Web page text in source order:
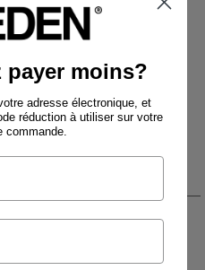
payer moins?
adresse électronique, et
réduction à utiliser sur votre
commande.